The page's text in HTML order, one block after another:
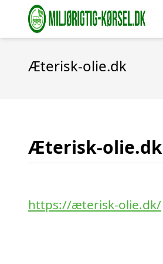
Æterisk-olie.dk
Æterisk-olie.dk
https://æterisk-olie.dk/